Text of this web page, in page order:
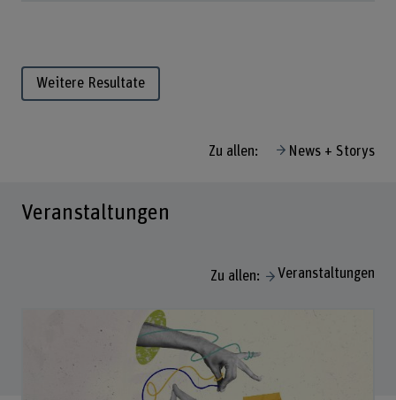
Weitere Resultate
Zu allen: News + Storys
Veranstaltungen
Zu allen: Veranstaltungen